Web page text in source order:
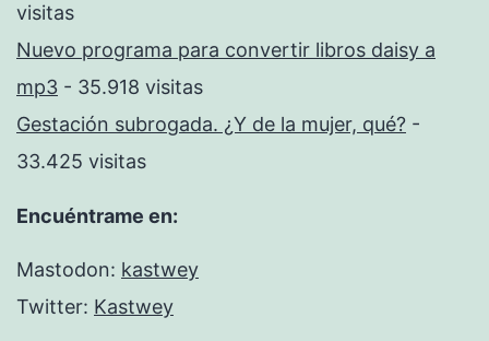
visitas
Nuevo programa para convertir libros daisy a
mp3 - 35.918 visitas
Gestación subrogada. ¿Y de la mujer, qué? -
33.425 visitas
Encuéntrame en:
Mastodon: kastwey
Twitter: Kastwey